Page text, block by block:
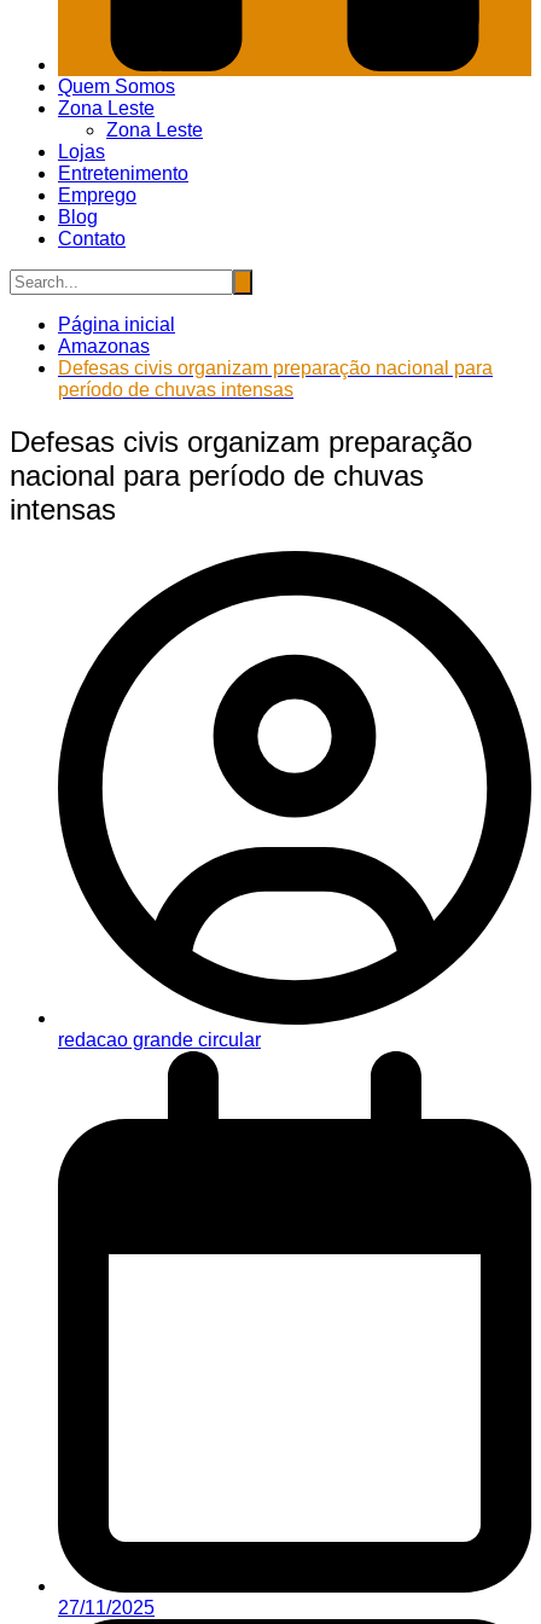
Quem Somos
Zona Leste
Zona Leste
Lojas
Entretenimento
Emprego
Blog
Contato
Página inicial
Amazonas
Defesas civis organizam preparação nacional para
período de chuvas intensas
Defesas civis organizam preparação
nacional para período de chuvas
intensas
redacao grande circular
27/11/2025